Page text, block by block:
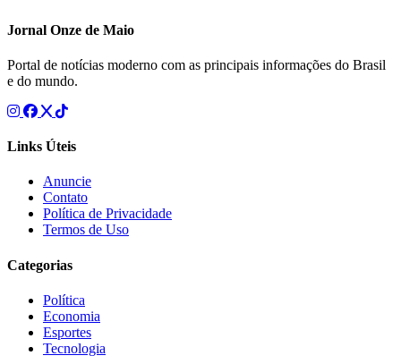
Jornal Onze de Maio
Portal de notícias moderno com as principais informações do Brasil
e do mundo.
Links Úteis
Anuncie
Contato
Política de Privacidade
Termos de Uso
Categorias
Política
Economia
Esportes
Tecnologia